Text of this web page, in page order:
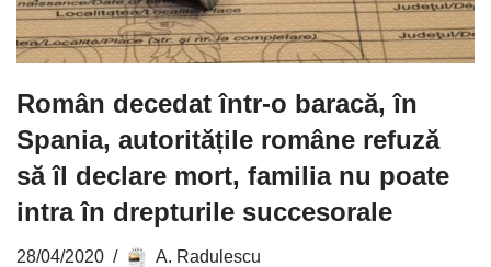
Român decedat într-o baracă, în
Spania, autoritățile române refuză
să îl declare mort, familia nu poate
intra în drepturile succesorale
28/04/2020 A. Radulescu